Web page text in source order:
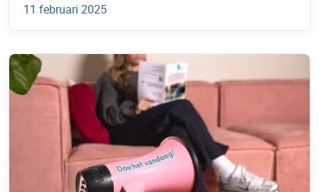
11 februari 2025